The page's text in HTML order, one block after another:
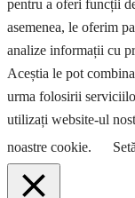
pentru a oferi funcții
asemenea, le oferim
analize informații cu
Aceștia le pot
urma folosirii
utilizați website-ul
noastre cookie.